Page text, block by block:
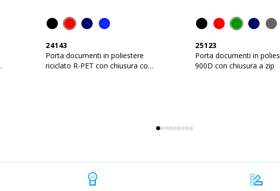
24143
Porta documenti in poliestere
riciclato R-PET con chiusura con
25123
Porta documenti in
900D con chiusura a zip